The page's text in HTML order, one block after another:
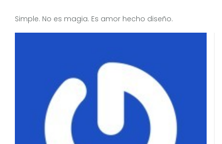
Simple. No es magia. Es amor hecho diseño.